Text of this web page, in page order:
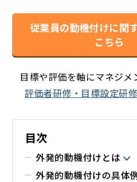
従業員の動機付けに関
こちら
目標や評価を軸にマネジメ
評価者研修・目標設定研
目次
外発的動機付けとは
外発的動機付けの具体